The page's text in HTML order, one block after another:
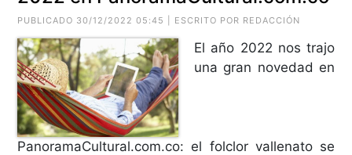
PUBLICADO 30/12/2022 05:45 | ESCRITO POR REDACCIÓN
El año 2022 nos trajo
una gran novedad en
PanoramaCultural.com.co: el folclor vallenato se